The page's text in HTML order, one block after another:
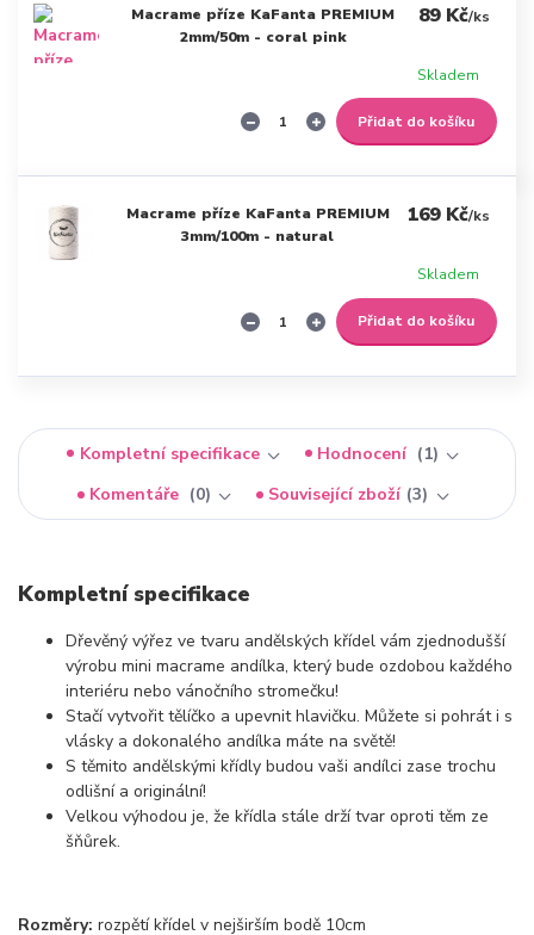
Macrame příze KaFanta PREMIUM
2mm/50m - coral pink
89 Kč/ks
Skladem
Přidat do košíku
Macrame příze KaFanta PREMIUM
3mm/100m - natural
169 Kč/ks
Skladem
Přidat do košíku
Kompletní specifikace Hodnocení
1
Komentáře
0 Související zboží 3
Kompletní specifikace
Dřevěný výřez ve tvaru andělských křídel vám zjednodušší
výrobu mini macrame andílka, který bude ozdobou každého
interiéru nebo vánočního stromečku!
Stačí vytvořit tělíčko a upevnit hlavičku. Můžete si pohrát i s
vlásky a dokonalého andílka máte na světě!
S těmito andělskými křídly budou vaši andílci zase trochu
odlišní a originální!
Velkou výhodou je, že křídla stále drží tvar oproti těm ze
šňůrek.
Rozměry: rozpětí křídel v nejširším bodě 10cm